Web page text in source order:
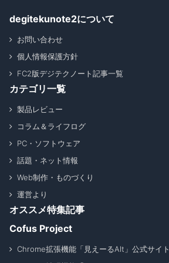
degitekunote2について
お問い合わせ
個人情報保護方針
FC2版デジテクノート記事一覧
カテゴリ一覧
製品レビュー
コラム＆ライフログ
PC・ソフトウェア
話題・ネット情報
Web制作・ものづくり
運営より
オススメ特集記事
Cofus Project
Chrome拡張機能「見えーるAlt」公式サイト